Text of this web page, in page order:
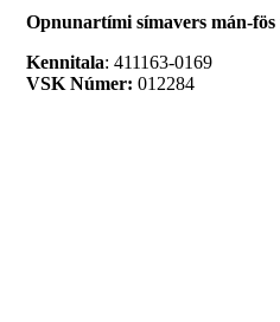
Opnunartími símavers mán-
Kennitala: 411163-0169
VSK Númer: 012284